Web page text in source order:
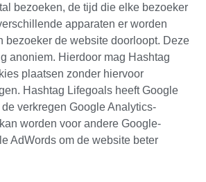
bezoeken, de tijd die elke bezoeker
apparaten er worden
bezoeker de website doorloopt. Deze
anoniem. Hierdoor mag Hashtag
plaatsen zonder hiervoor
Hashtag Lifegoals heeft Google
verkregen Google Analytics-
worden voor andere Google-
AdWords om de website beter